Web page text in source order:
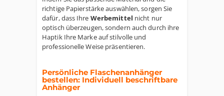
richtige Papierstärke auswählen, sorgen Sie
dafür, dass Ihre Werbemittel nicht nur
optisch überzeugen, sondern auch durch ihre
Haptik Ihre Marke auf stilvolle und
professionelle Weise präsentieren.
Persönliche Flaschenanhänger
bestellen: Individuell beschriftbare
Anhänger